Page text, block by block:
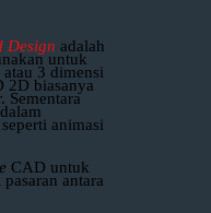
Design adalah
untuk
3 dimensi
2D biasanya
Sementara
animasi
CAD untuk
antara